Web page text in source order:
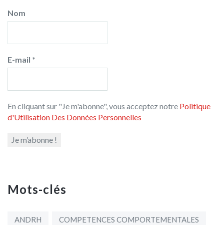
Nom
E-mail *
En cliquant sur "Je m'abonne", vous acceptez notre Politique
d'Utilisation Des Données Personnelles
Mots-clés
ANDRH COMPETENCES COMPORTEMENTALES